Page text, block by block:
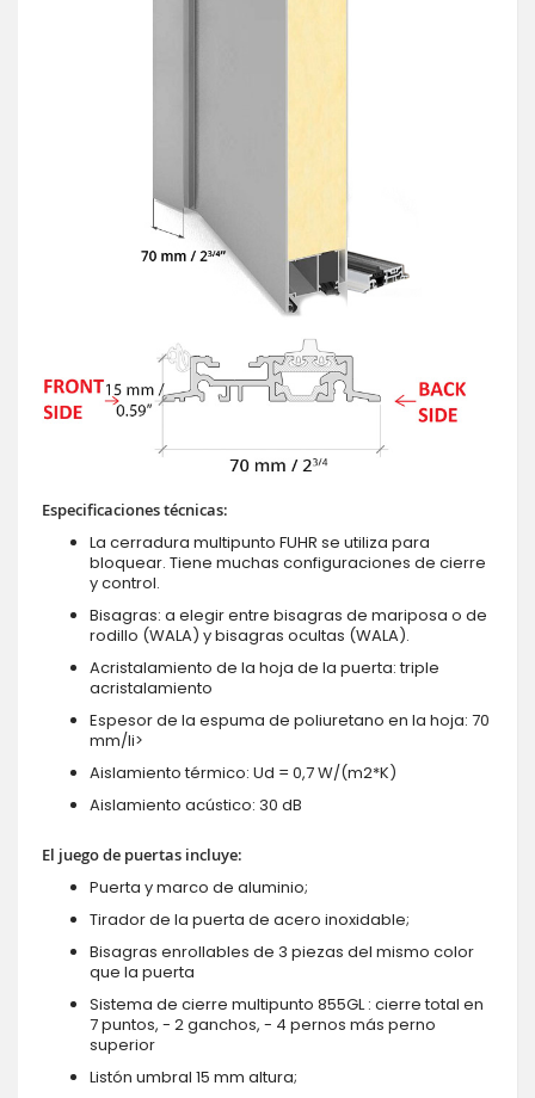
Especificaciones técnicas:
La cerradura multipunto FUHR se utiliza para
bloquear. Tiene muchas configuraciones de cierre
y control.
Bisagras: a elegir entre bisagras de mariposa o de
rodillo (WALA) y bisagras ocultas (WALA).
Acristalamiento de la hoja de la puerta: triple
acristalamiento
Espesor de la espuma de poliuretano en la hoja: 70
mm/li>
Aislamiento térmico: Ud = 0,7 W/(m2*K)
Aislamiento acústico: 30 dB
El juego de puertas incluye:
Puerta y marco de aluminio;
Tirador de la puerta de acero inoxidable;
Bisagras enrollables de 3 piezas del mismo color
que la puerta
Sistema de cierre multipunto 855GL : cierre total en
7 puntos, - 2 ganchos, - 4 pernos más perno
superior
Listón umbral 15 mm altura;